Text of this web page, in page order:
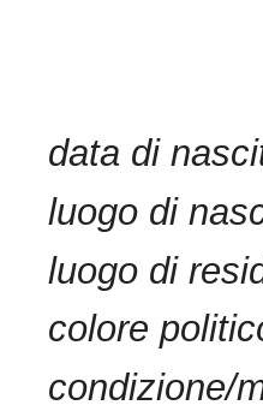
data di
luogo di
luogo di
colore
condizione/